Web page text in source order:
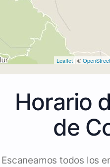
Leaflet | ©
Horario
de
Escaneamos todos los